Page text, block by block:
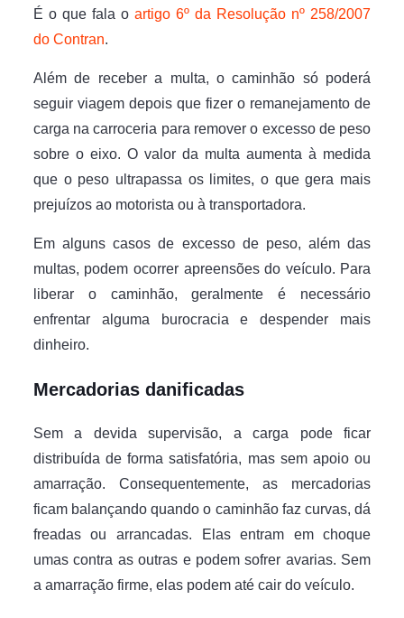
É o que fala oartigo 6º da Resolução nº 258/2007
do Contran.
Além de receber a multa, o caminhão só poderá
seguir viagem depois que fizer o remanejamento de
carga na carroceria para remover o excesso de peso
sobre o eixo. O valor da multa aumenta à medida
que o peso ultrapassa os limites, o que gera mais
prejuízos ao motorista ou à transportadora.
Em alguns casos de excesso de peso, além das
multas, podem ocorrer apreensões do veículo. Para
liberar o caminhão, geralmente é necessário
enfrentar alguma burocracia e despender mais
dinheiro.
Mercadorias danificadas
Sem a devida supervisão, a carga pode ficar
distribuída de forma satisfatória, mas sem apoio ou
amarração. Consequentemente, as mercadorias
ficam balançando quando o caminhão faz curvas, dá
freadas ou arrancadas. Elas entram em choque
umas contra as outras e podem sofrer avarias. Sem
a amarração firme, elas podem até cair do veículo.